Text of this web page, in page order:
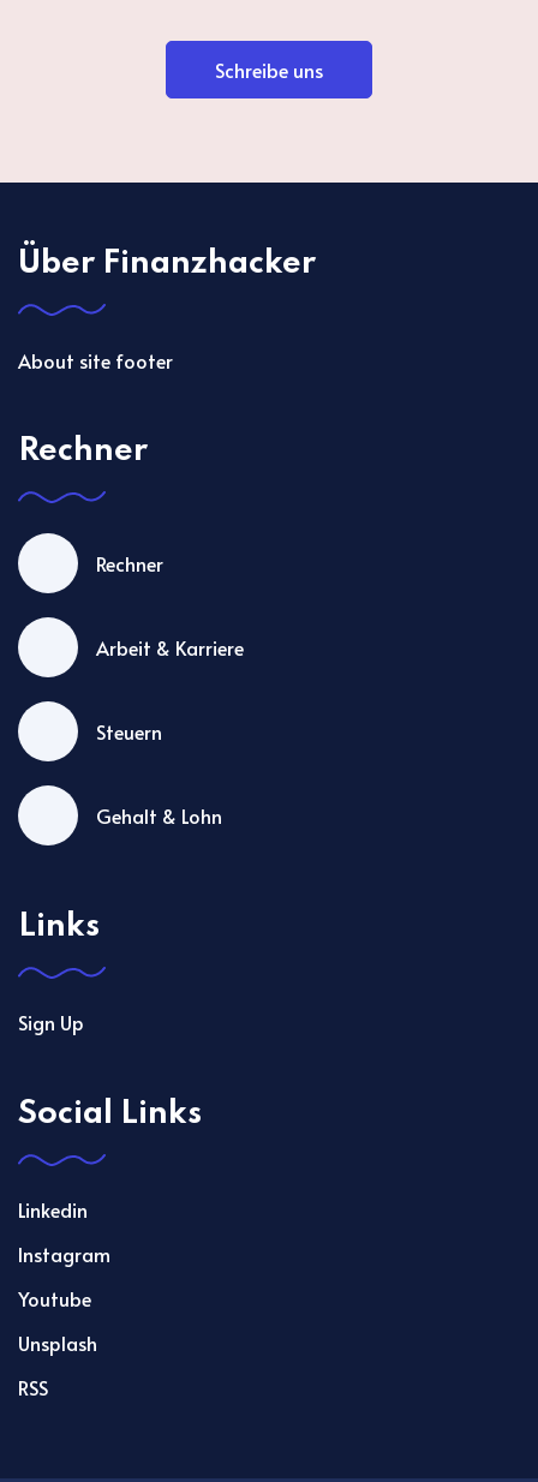
Schreibe uns
Über Finanzhacker
About site footer
Rechner
Rechner
Arbeit & Karriere
Steuern
Gehalt & Lohn
Links
Sign Up
Social Links
Linkedin
Instagram
Youtube
Unsplash
RSS